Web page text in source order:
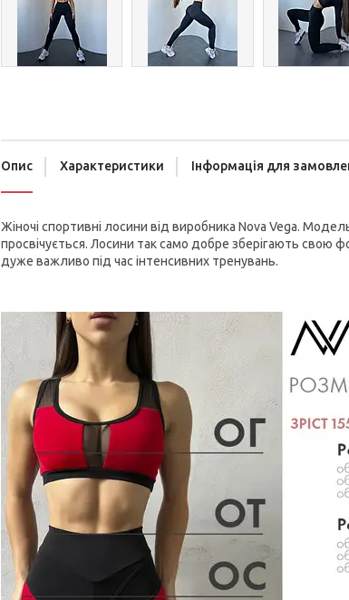
Опис Характеристики Інформація для
Жіночі спортивні лосини від виробника Nova Vega.
просвічується. Лосини так само добре зберігають свою
дуже важливо під час інтенсивних тренувань.